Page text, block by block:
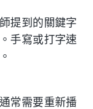
提到的關鍵字
手寫或打字速
常需要重新播